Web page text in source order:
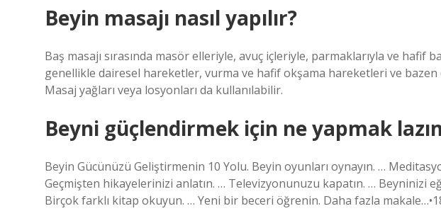
Beyin masajı nasıl yapılır?
Baş masajı sırasında masör elleriyle, avuç içleriyle, parmaklarıyla ve hafif
genellikle dairesel hareketler, vurma ve hafif okşama hareketleri ve
Masaj yağları veya losyonları da kullanılabilir.
Beyni güçlendirmek için ne yapmak
Beyin Gücünüzü Geliştirmenin 10 Yolu. Beyin oyunları oynayın. …
Geçmişten hikayelerinizi anlatın. … Televizyonunuzu kapatın. … Beyninizi
Birçok farklı kitap okuyun. … Yeni bir beceri öğrenin. Daha fazla